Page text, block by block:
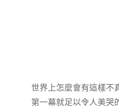
世界上怎麼會有這樣不
第一幕就足以令人美哭